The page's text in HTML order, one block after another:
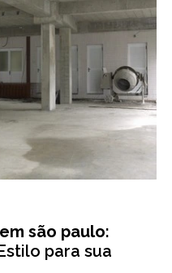
são paulo:
para sua